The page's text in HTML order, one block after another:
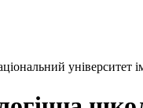
університет